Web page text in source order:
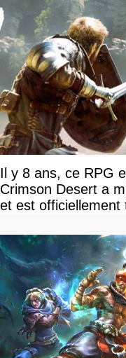
Il y 8 ans, ce RPG
Crimson Desert a
et est officiellement